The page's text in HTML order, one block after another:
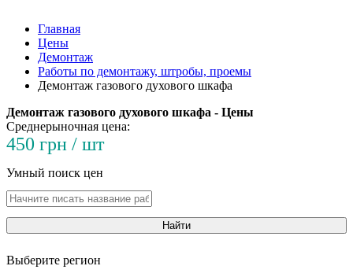
Главная
Цены
Демонтаж
Работы по демонтажу, штробы, проемы
Демонтаж газового духового шкафа
Демонтаж газового духового шкафа - Цены
Среднерыночная цена:
450 грн / шт
Умный поиск цен
Найти
Выберите регион